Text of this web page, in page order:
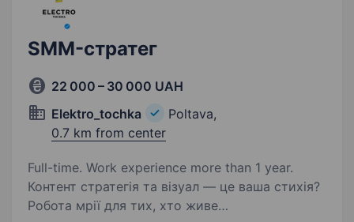
SMM-стратег
22 000 – 30 000 UAH
Elektro_tochka
Poltava,
0.7 km from center
Full-time. Work experience more than 1 year.
Контент стратегія та візуал — це ваша стихія?
Робота мрії для тих, хто живе